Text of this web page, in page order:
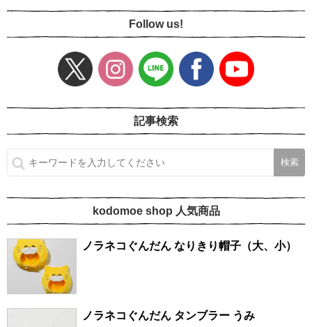
Follow us!
記事検索
kodomoe shop 人気商品
ノラネコぐんだん なりきり帽子（大、小）
ノラネコぐんだん タンブラー うみ